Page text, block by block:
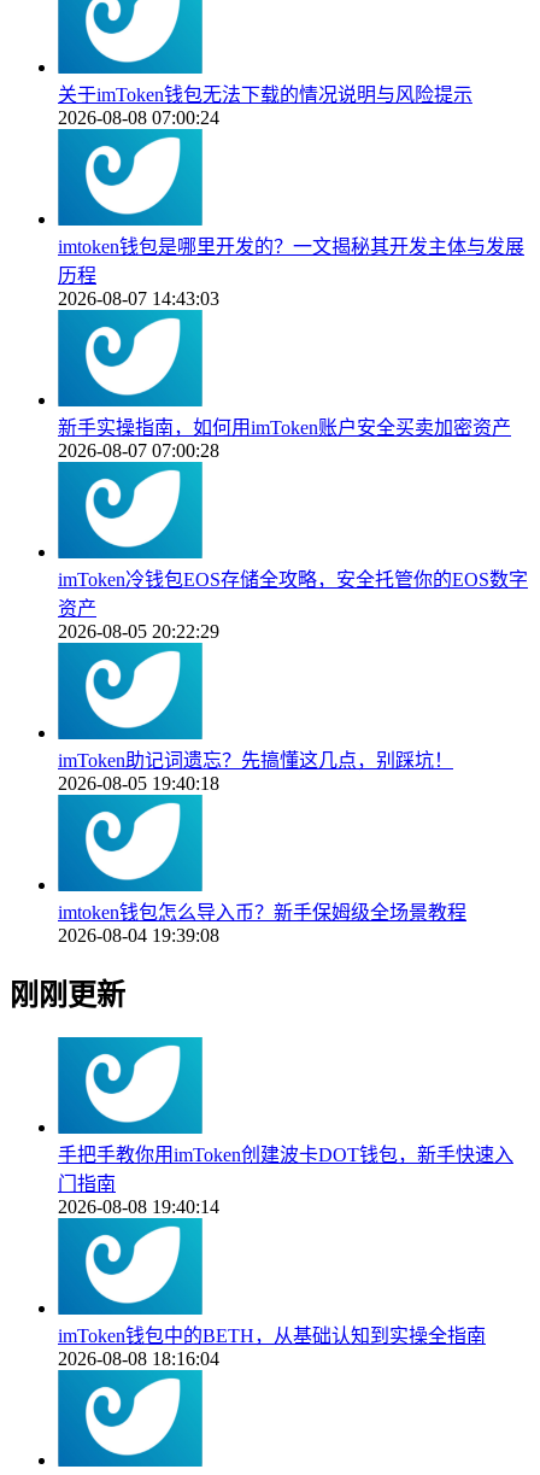
关于imToken钱包无法下载的情况说明与风险提示
2026-08-08 07:00:24
imtoken钱包是哪里开发的？一文揭秘其开发主体与发展
历程
2026-08-07 14:43:03
新手实操指南，如何用imToken账户安全买卖加密资产
2026-08-07 07:00:28
imToken冷钱包EOS存储全攻略，安全托管你的EOS数字
资产
2026-08-05 20:22:29
imToken助记词遗忘？先搞懂这几点，别踩坑！
2026-08-05 19:40:18
imtoken钱包怎么导入币？新手保姆级全场景教程
2026-08-04 19:39:08
刚刚更新
手把手教你用imToken创建波卡DOT钱包，新手快速入
门指南
2026-08-08 19:40:14
imToken钱包中的BETH，从基础认知到实操全指南
2026-08-08 18:16:04